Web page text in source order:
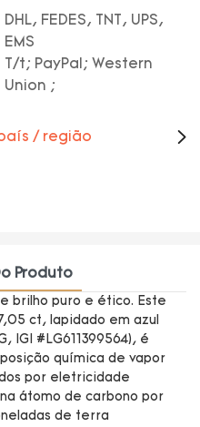
DHL, FEDES, TNT, UPS,
EMS
T/t; PayPal; Western
Union ;
/ região
Produto
brilho puro e ético. Este
ct, lapidado em azul
IGI #LG611399564), é
química de vapor
por eletricidade
átomo de carbono por
de terra